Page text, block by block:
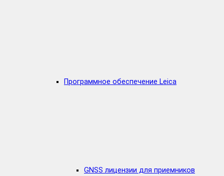
Программное обеспечение Leica
GNSS лицензии для приемников